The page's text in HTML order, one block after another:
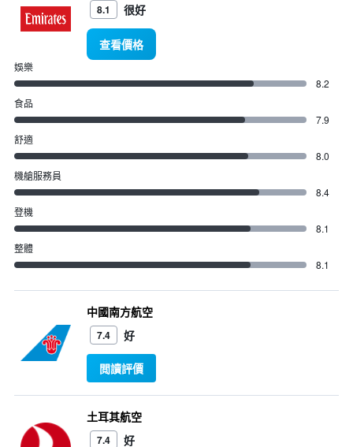
0
to
8.1 很好
查看價格
娛樂
8.2
食品
7.9
舒適
8.0
機艙服務員
8.4
登機
8.1
整體
8.1
中國南方航空
7.4 好
閲讀評價
土耳其航空
7.4 好